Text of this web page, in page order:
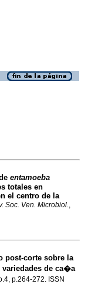
entamoeba
totales en
el centro de la
Soc. Ven. Microbiol.,
post-corte sobre la
de ca�a
p.264-272. ISSN